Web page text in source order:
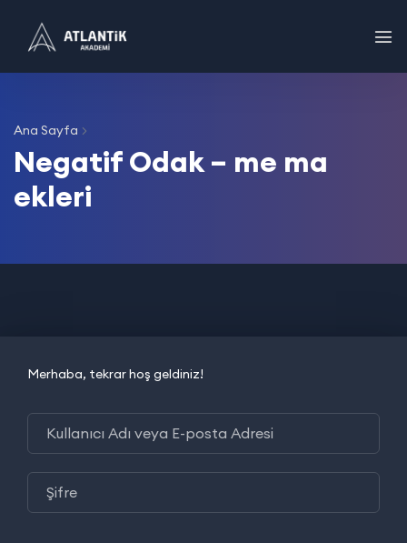
Ana Sayfa
Negatif Odak – me ma
ekleri
Merhaba, tekrar hoş geldiniz!